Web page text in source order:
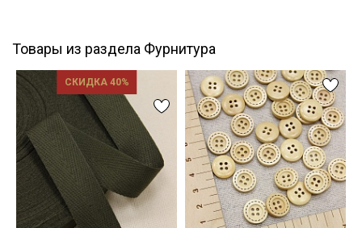
Товары из раздела Фурнитура
СКИДКА 40%